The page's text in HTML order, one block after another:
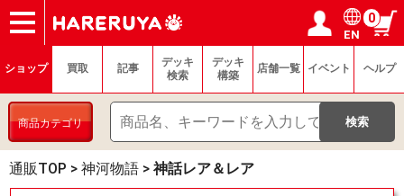
ショップ
買取
記事
デッキ検索
デッキ構築
選手一覧
店舗一覧
イベント
ヘルプ
お問い合わせ ログイン／会員登録
マイページ
EN
0
ショップ 買取 記事
デッキ
検索
デッキ
構築
店舗一覧 イベント ヘルプ
商品カテゴリ
通販TOP > 神河物語 > 神話レア＆レア